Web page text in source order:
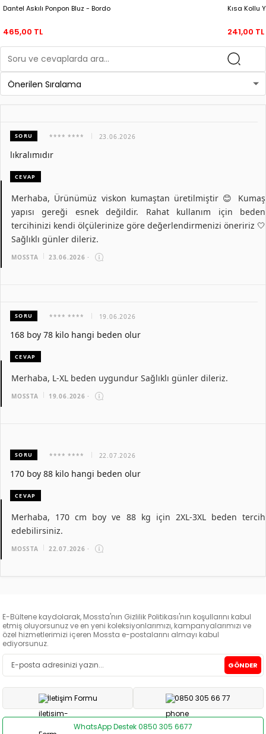
Dantel Askılı Ponpon Bluz - Bordo
465,00 TL
Kısa Kollu
241,00 TL
SORU **** **** 23.06.2026
lıkralımıdır
CEVAP
Merhaba, Ürünümüz viskon kumaştan üretilmiştir 😊 Kumaş
yapısı gereği esnek değildir. Rahat kullanım için beden
tercihinizi kendi ölçülerinize göre değerlendirmenizi öneririz 🤍
Sağlıklı günler dileriz.
MOSSTA 23.06.2026 ·
SORU **** **** 19.06.2026
168 boy 78 kilo hangi beden olur
CEVAP
Merhaba, L-XL beden uygundur Sağlıklı günler dileriz.
MOSSTA 19.06.2026 ·
SORU **** **** 22.07.2026
170 boy 88 kilo hangi beden olur
CEVAP
Merhaba, 170 cm boy ve 88 kg için 2XL-3XL beden tercih
edebilirsiniz.
MOSSTA 22.07.2026 ·
E-Bültene kaydolarak, Mossta'nın Gizlilik Politikası'nın koşullarını kabul
etmiş oluyorsunuz ve en yeni koleksiyonlarımızı, kampanyalarımızı ve
özel hizmetlerimizi içeren Mossta e-postalarını almayı kabul
ediyorsunuz.
GÖNDER
İletişim Formu 0850 305 66 77
WhatsApp Destek 0850 305 6677